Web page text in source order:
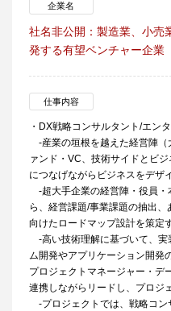
企業名
社名非公開：製造業、小
発する有望ベンチャー企業
仕事内容
・DX戦略コンサルタント/エン
-産業の垣根を越えた経営陣（
ァンド・VC、技術サイドとビ
につなげながらビジネスをデザ
-超大手企業の経営陣・役員・
ら、経営課題/事業課題の抽出
向けたロードマップ設計を策定
-高い技術理解に基づいて、実
ム開発やアプリケーション開発
プロジェクトマネージャー・デ
連携しながらリードし、プロジ
-プロジェクトでは、戦略コン